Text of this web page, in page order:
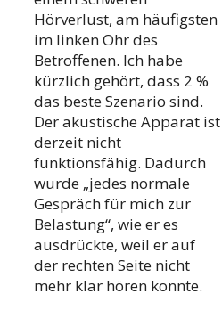
Hörverlust, am häufigsten
im linken Ohr des
Betroffenen. Ich habe
kürzlich gehört, dass 2 %
das beste Szenario sind.
Der akustische Apparat ist
derzeit nicht
funktionsfähig. Dadurch
wurde „jedes normale
Gespräch für mich zur
Belastung“, wie er es
ausdrückte, weil er auf
der rechten Seite nicht
mehr klar hören konnte.